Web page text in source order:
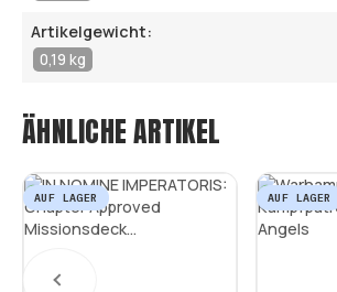
Artikelgewicht:
0,19 kg
ÄHNLICHE ARTIKEL
AUF LAGER AUF LAGER